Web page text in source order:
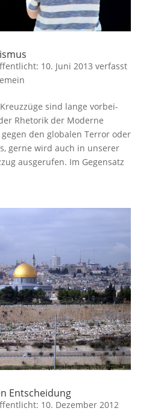
10. Juni 2013 verfasst
sind lange vorbei-
Rhetorik der Moderne
den globalen Terror oder
gerne wird auch in unserer
ausgerufen. Im Gegensatz
Entscheidung
10. Dezember 2012